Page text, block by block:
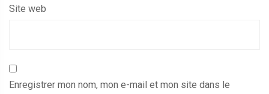
Site web
Enregistrer mon nom, mon e-mail et mon site dans le